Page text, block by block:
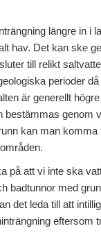
längre in i
hav. Det kan ske
till relikt
perioder
är generellt
bestämmas genom
kan man komma
på att vi inte ska
badtunnor med
det leda till att
eftersom